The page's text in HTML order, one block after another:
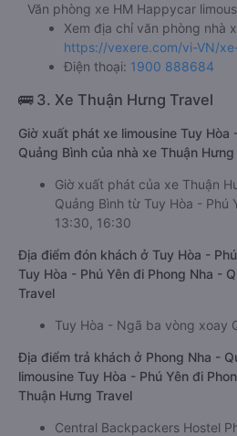
Văn phòng xe HM Happycar
Xem địa chỉ văn phòng nhà
https://vexere.com/vi-VN/
Điện thoại: 1900 888684
🚌 3. Xe Thuận Hưng Travel
Giờ xuất phát xe limousine Tuy Hòa
Quảng Bình của nhà xe Thuận
Giờ xuất phát của xe Thuận
Quảng Bình từ Tuy Hòa - Phú
13:30, 16:30
Địa điểm đón khách ở Tuy Hòa -
Tuy Hòa - Phú Yên đi Phong Nha -
Travel
Tuy Hòa - Ngã ba vòng xoay
Địa điểm trả khách ở Phong Nha -
limousine Tuy Hòa - Phú Yên đi
Thuận Hưng Travel
Central Backpackers Hostel